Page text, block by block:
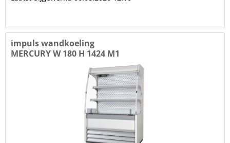
impuls wandkoeling
MERCURY W 180 H 1424 M1